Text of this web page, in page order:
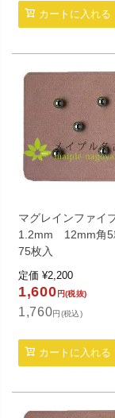
カートに入れる
マグレインファ
1.2mm 12mm
75枚入
定価 ¥2,200
1,600 円(税抜)
1,760円(税込)
カートに入れる